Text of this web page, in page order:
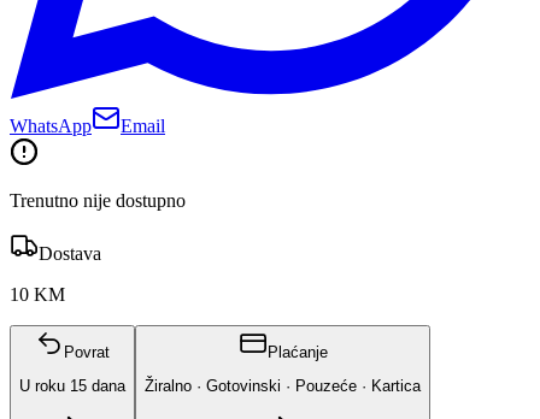
WhatsApp Email
Trenutno nije dostupno
Dostava
10 KM
Povrat
U roku 15 dana
Plaćanje
Žiralno · Gotovinski · Pouzeće · Kartica